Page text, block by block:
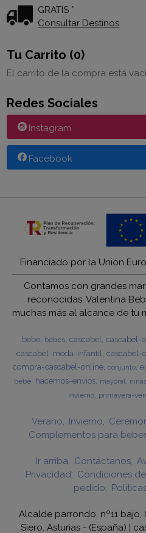
GRATIS *
Consultar Destinos
Tu Carrito (0)
El carrito de la compra está
Redes Sociales
Instagram
Facebook
Financiado por la Unión
Contamos con grandes
reconocidas. Valentina
muchas más al alcance de tu
bebe bebes cascabel cascabel-
cascabel-moda-infantil cascabel-
compra-cascabel-online conjunto
bebe hacemos-envios mayoral
invierno primavera-
Verano Invierno
Complementos para
Ir arriba Contáctanos
Privacidad
Condiciones
pedido
Alcalde parrondo, nº11 bajo,
Siero, Asturias - (España) |